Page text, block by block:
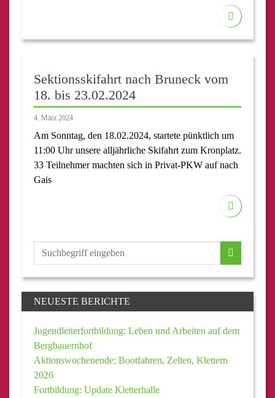
Sektionsskifahrt nach Bruneck vom
18. bis 23.02.2024
4. März 2024
Am Sonntag, den 18.02.2024, startete pünktlich um
11:00 Uhr unsere alljährliche Skifahrt zum Kronplatz.
33 Teilnehmer machten sich in Privat-PKW auf nach
Gais
NEUESTE BERICHTE
Jugendleiterfortbildung: Leben und Arbeiten auf dem
Bergbauernhof
Aktionswochenende: Bootfahren, Zelten, Klettern
2026
Fortbildung: Update Kletterhalle